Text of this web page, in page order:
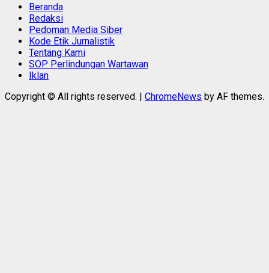
Beranda
Redaksi
Pedoman Media Siber
Kode Etik Jurnalistik
Tentang Kami
SOP Perlindungan Wartawan
Iklan
Copyright © All rights reserved. | ChromeNews by AF themes.